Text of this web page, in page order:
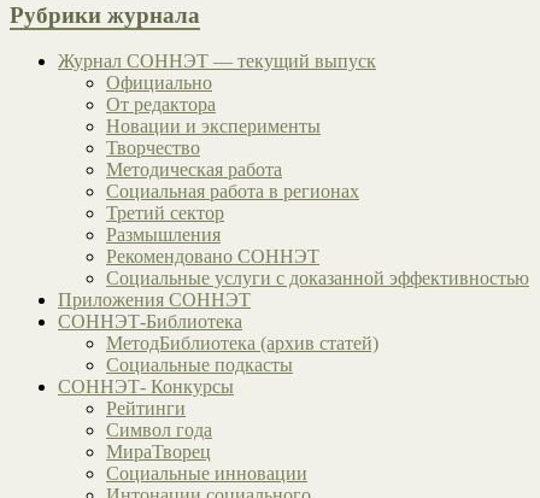
Рубрики журнала
Журнал СОННЭТ — текущий выпуск
Официально
От редактора
Новации и эксперименты
Творчество
Методическая работа
Социальная работа в регионах
Третий сектор
Размышления
Рекомендовано СОННЭТ
Социальные услуги с доказанной эффективностью
Приложения СОННЭТ
СОННЭТ-Библиотека
МетодБиблиотека (архив статей)
Социальные подкасты
СОННЭТ- Конкурсы
Рейтинги
Символ года
МираТворец
Социальные инновации